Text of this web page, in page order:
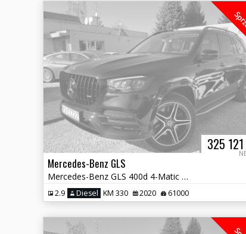
325 121
Mercedes-Benz GLS
Mercedes-Benz GLS 400d 4-Matic Salon Polska Vat 23% Gwarancja !
2.9 Diesel KM 330 2020 61000